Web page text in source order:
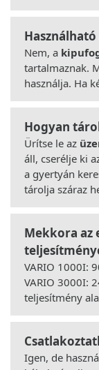
Nem, a
tartalmaznak.
használja. Ha
Hogyan
Ürítse le az
áll, cserélje ki
a gyertyán
tárolja száraz
Mekkora az
VARIO 1000I:
VARIO 3000I:
teljesítmény
Igen, de